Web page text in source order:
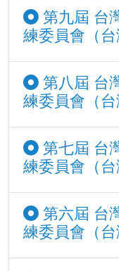
第九屆 台
練委員會（台
第八屆 台
練委員會（台
第七屆 台
練委員會（台
第六屆 台
練委員會（台